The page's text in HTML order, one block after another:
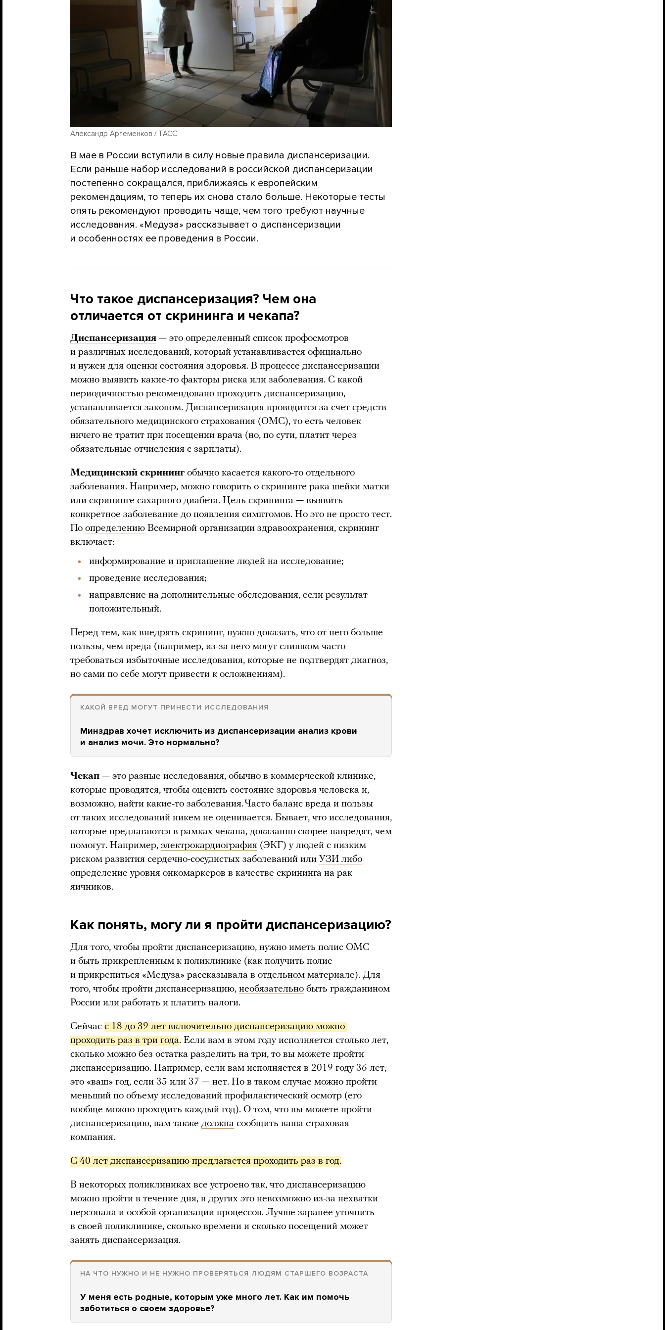
Александр Артеменков / ТАСС
В мае в России вступили в силу новые правила диспансеризации.
Если раньше набор исследований в российской диспансеризации
постепенно сокращался, приближаясь к европейским
рекомендациям, то теперь их снова стало больше. Некоторые тесты
опять рекомендуют проводить чаще, чем того требуют научные
исследования. «Медуза» рассказывает о диспансеризации
и особенностях ее проведения в России.
Что такое диспансеризация? Чем она
отличается от скрининга и чекапа?
Диспансеризация — это определенный список профосмотров
и различных исследований, который устанавливается официально
и нужен для оценки состояния здоровья. В процессе диспансеризации
можно выявить какие-то факторы риска или заболевания. С какой
периодичностью рекомендовано проходить диспансеризацию,
устанавливается законом. Диспансеризация проводится за счет средств
обязательного медицинского страхования (ОМС), то есть человек
ничего не тратит при посещении врача (но, по сути, платит через
обязательные отчисления с зарплаты).
Медицинский скрининг обычно касается какого-то отдельного
заболевания. Например, можно говорить о скрининге рака шейки матки
или скрининге сахарного диабета. Цель скрининга — выявить
конкретное заболевание до появления симптомов. Но это не просто тест.
По определению Всемирной организации здравоохранения, скрининг
включает:
информирование и приглашение людей на исследование;
проведение исследования;
направление на дополнительные обследования, если результат
положительный.
Перед тем, как внедрять скрининг, нужно доказать, что от него больше
пользы, чем вреда (например, из-за него могут слишком часто
требоваться избыточные исследования, которые не подтвердят диагноз,
но сами по себе могут привести к осложнениям).
КАКОЙ ВРЕД МОГУТ ПРИНЕСТИ ИССЛЕДОВАНИЯ
Минздрав хочет исключить из диспансеризации анализ крови
и анализ мочи. Это нормально?
Чекап — это разные исследования, обычно в коммерческой клинике,
которые проводятся, чтобы оценить состояние здоровья человека и,
возможно, найти какие-то заболевания. Часто баланс вреда и пользы
от таких исследований никем не оценивается. Бывает, что исследования,
которые предлагаются в рамках чекапа, доказанно скорее навредят, чем
помогут. Например, электрокардиография (ЭКГ) у людей с низким
риском развития сердечно-сосудистых заболеваний или УЗИ либо
определение уровня онкомаркеров в качестве скрининга на рак
яичников.
Как понять, могу ли я пройти диспансеризацию?
Для того, чтобы пройти диспансеризацию, нужно иметь полис ОМС
и быть прикрепленным к поликлинике (как получить полис
и прикрепиться «Медуза» рассказывала в отдельном материале). Для
того, чтобы пройти диспансеризацию, необязательно быть гражданином
России или работать и платить налоги.
Сейчас с 18 до 39 лет включительно диспансеризацию можно
проходить раз в три года. Если вам в этом году исполняется столько лет,
сколько можно без остатка разделить на три, то вы можете пройти
диспансеризацию. Например, если вам исполняется в 2019 году 36 лет,
это «ваш» год, если 35 или 37 — нет. Но в таком случае можно пройти
меньший по объему исследований профилактический осмотр (его
вообще можно проходить каждый год). О том, что вы можете пройти
диспансеризацию, вам также должна сообщить ваша страховая
компания.
С 40 лет диспансеризацию предлагается проходить раз в год.
В некоторых поликлиниках все устроено так, что диспансеризацию
можно пройти в течение дня, в других это невозможно из-за нехватки
персонала и особой организации процессов. Лучше заранее уточнить
в своей поликлинике, сколько времени и сколько посещений может
занять диспансеризация.
НА ЧТО НУЖНО И НЕ НУЖНО ПРОВЕРЯТЬСЯ ЛЮДЯМ СТАРШЕГО ВОЗРАСТА
У меня есть родные, которым уже много лет. Как им помочь
заботиться о своем здоровье?